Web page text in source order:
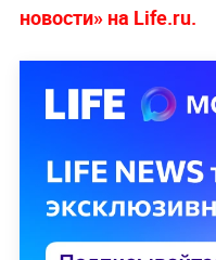
новости» на Life.ru.